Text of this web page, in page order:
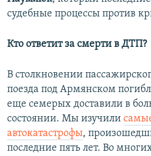
судебные процессы против
Кто ответит за смерти в ДТП?
В столкновении
поезда под Армянском
еще семерых доставили в
состоянии. Мы изучили
автокатастрофы,
последние пять лет. Во